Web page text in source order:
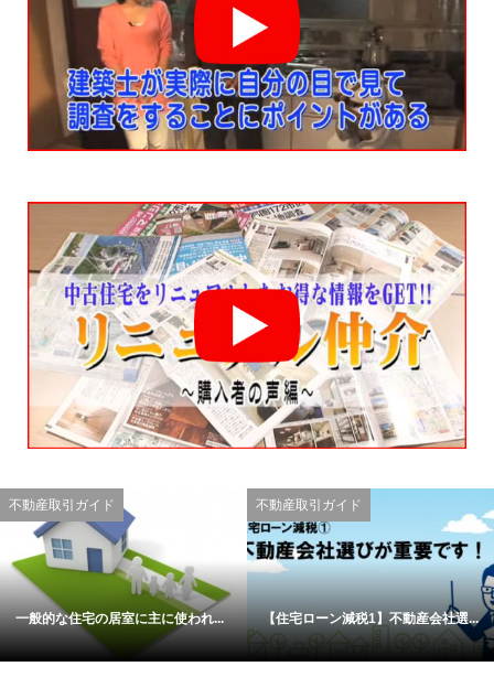
不動産取引ガイド
一般的な住宅の居室に主に使われ...
不動産取引ガイド
【住宅ローン減税1】不動産会社選...